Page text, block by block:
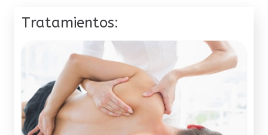
Tratamientos: